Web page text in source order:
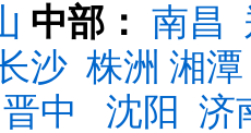
中部： 南昌
沙 株洲 湘潭
晋中 沈阳
济